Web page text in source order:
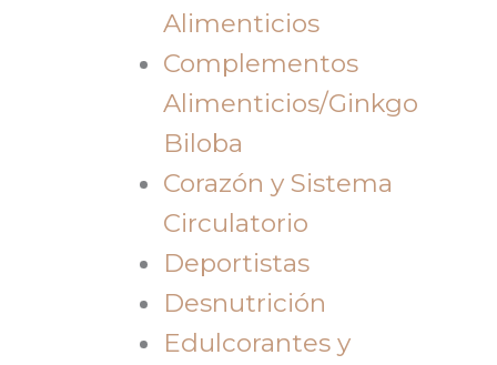
Alimenticios
Complementos
Alimenticios/Ginkgo
Biloba
Corazón y Sistema
Circulatorio
Deportistas
Desnutrición
Edulcorantes y